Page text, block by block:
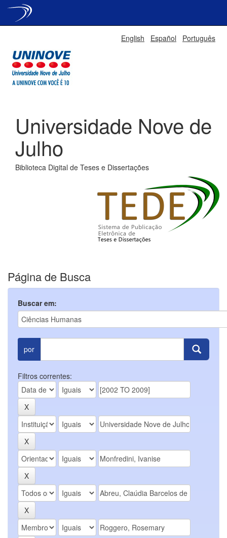
English Español Português
Universidade Nove de
Julho
Biblioteca Digital de Teses e Dissertações
Página de Busca
Buscar em:
por
Filtros correntes: